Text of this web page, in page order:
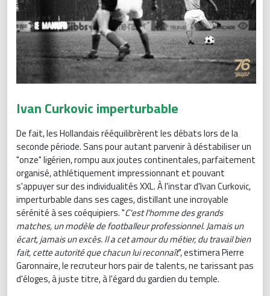
Ivan Curkovic imperturbable
De fait, les Hollandais rééquilibrèrent les débats lors de la
seconde période. Sans pour autant parvenir à déstabiliser un
"onze" ligérien, rompu aux joutes continentales, parfaitement
organisé, athlétiquement impressionnant et pouvant
s'appuyer sur des individualités XXL. À l'instar d'Ivan Curkovic,
imperturbable dans ses cages, distillant une incroyable
sérénité à ses coéquipiers. "C'est l'homme des grands
matches, un modèle de footballeur professionnel. Jamais un
écart, jamais un excès. Il a cet amour du métier, du travail bien
fait, cette autorité que chacun lui reconnaît", estimera Pierre
Garonnaire, le recruteur hors pair de talents, ne tarissant pas
d'éloges, à juste titre, à l'égard du gardien du temple.